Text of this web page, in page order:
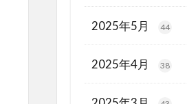
2025年5月 44
2025年4月 38